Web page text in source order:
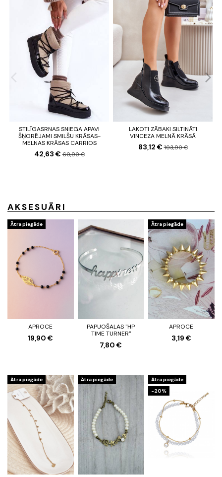
STILĪGASRNAS SNIEGA APAVI
ŠŅORĒJAMI SMILŠU KRĀSAS-
MELNAS KRĀSAS CARRIOS
42,63 €60,90 €
LAKOTI ZĀBAKI SILTINĀTI
VINCEZA MELNĀ KRĀSĀ
83,12 €103,90 €
AKSESUĀRI
Ātra piegāde
APROCE
19,90 €
PAPUOŠALAS "HP
TIME TURNER"
7,80 €
Ātra piegāde
APROCE
3,19 €
Ātra piegāde Ātra piegāde
Ātra piegāde
-20%